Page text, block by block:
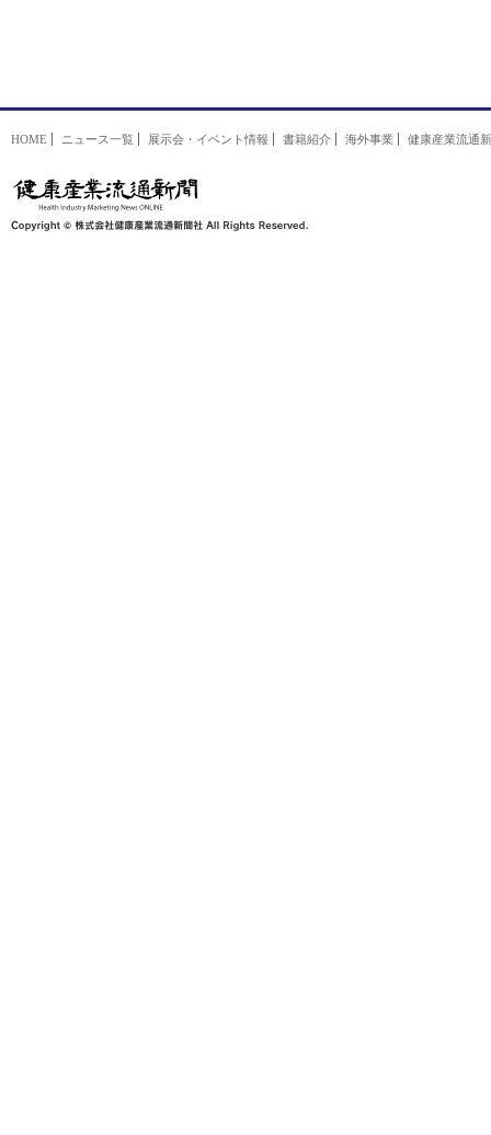
HOME ニュース一覧 展示会・イベント情報 書籍紹介 海外事業 健康産業流通